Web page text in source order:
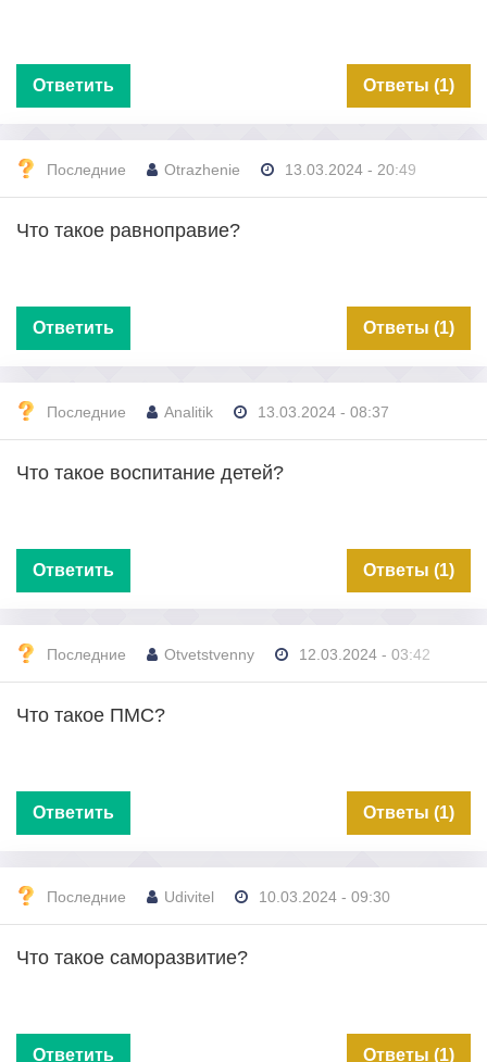
Ответить Ответы (1)
Последние Otrazhenie 13.03.2024 - 20:49
Что такое равноправие?
Ответить Ответы (1)
Последние Analitik 13.03.2024 - 08:37
Что такое воспитание детей?
Ответить Ответы (1)
Последние Otvetstvenny 12.03.2024 - 03:42
Что такое ПМС?
Ответить Ответы (1)
Последние Udivitel 10.03.2024 - 09:30
Что такое саморазвитие?
Ответить Ответы (1)